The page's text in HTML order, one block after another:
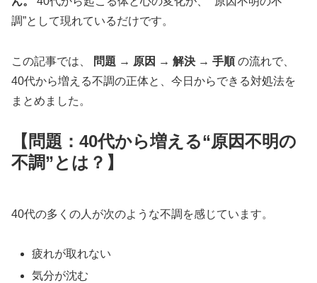
調”として現れているだけです。
この記事では、 問題 → 原因 → 解決 → 手順の流れで、
40代から増える不調の正体と、今日からできる対処法を
まとめました。
【問題：40代から増える“原因不明の
不調”とは？】
40代の多くの人が次のような不調を感じています。
疲れが取れない
気分が沈む